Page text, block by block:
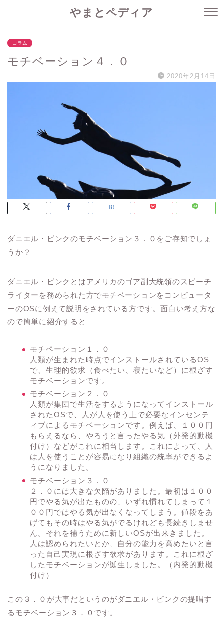
やまとペディア
コラム
モチベーション４．０
2020年2月14日
ダニエル・ピンクのモチベーション３．０をご存知でしょ
うか？
ダニエル・ピンクとはアメリカのゴア副大統領のスピーチ
ライターを務められた方でモチベーションをコンピュータ
ーのOSに例えて説明をされている方です。面白い考え方な
ので簡単に紹介すると
モチペーション１．０
人類が生まれた時点でインストールされているOS
で、生理的欲求（食べたい、寝たいなど）に根ざす
モチベーションです。
モチベーション２．０
人類が集団で生活をするようになってインストール
されたOSで、人が人を使う上で必要なインセンテ
ィブによるモチベーションです。例えば、１００円
もらえるなら、やろうと言ったやる気（外発的動機
付け）などがこれに相当します。これによって、人
は人を使うことが容易になり組織の統率ができるよ
うになりました。
モチベーション３．０
２．０には大きな欠陥がありました。最初は１００
円でやる気が出たものの、いずれ慣れてしまって１
００円ではやる気が出なくなってしまう。値段をあ
げてもその時はやる気がでるけれども長続きしませ
ん。それを補うために新しいOSが出来きました。
人は認められたいとか、自分の能力を高めたいと言
った自己実現に根ざす欲求があります。これに根ざ
したモチベーションが誕生しました。（内発的動機
付け）
この３．０が大事だというのがダニエル・ピンクの提唱す
るモチベーション３．０です。